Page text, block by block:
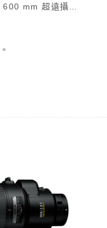
mm 超遠攝焦
是輕易捕捉動態